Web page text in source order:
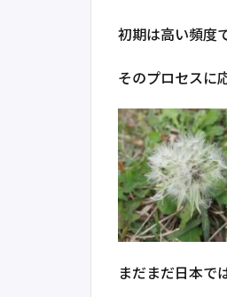
初期は高い頻度
そのプロセスに
まだまだ日本で